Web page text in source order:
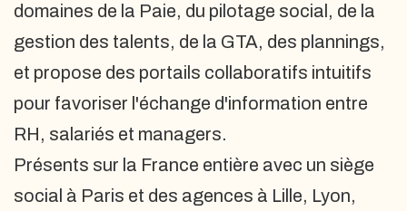
domaines de la Paie, du pilotage social, de la
gestion des talents, de la GTA, des plannings,
et propose des portails collaboratifs intuitifs
pour favoriser l'échange d'information entre
RH, salariés et managers.
Présents sur la France entière avec un siège
social à Paris et des agences à Lille, Lyon,